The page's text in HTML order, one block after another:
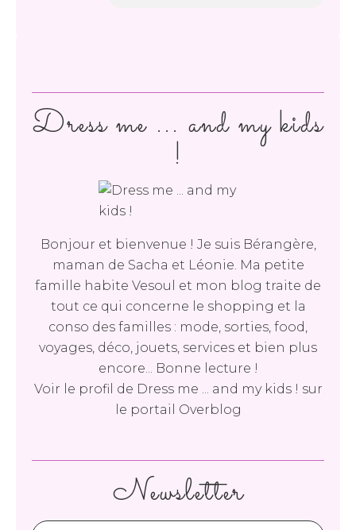
Newsletter
Dress me ... and my kids
!
Bonjour et bienvenue ! Je suis Bérangère,
maman de Sacha et Léonie. Ma petite
famille habite Vesoul et mon blog traite de
tout ce qui concerne le shopping et la
conso des familles : mode, sorties, food,
voyages, déco, jouets, services et bien plus
encore... Bonne lecture !
Voir le profil de Dress me ... and my kids ! sur
le portail Overblog